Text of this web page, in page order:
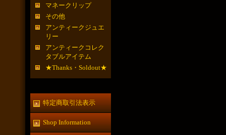
マネークリップ
その他
アンティークジュエ
リー
アンティークコレク
タブルアイテム
★Thanks・Soldout★
特定商取引法表示
Shop Information